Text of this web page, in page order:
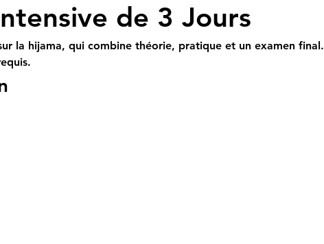
de 3 Jours
la hijama, qui combine théorie, pratique et un examen final.